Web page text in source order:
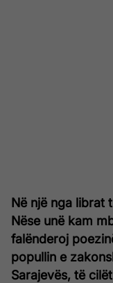
Në një nga librat
Nëse unë kam
falënderoj
popullin e
Sarajevës, të